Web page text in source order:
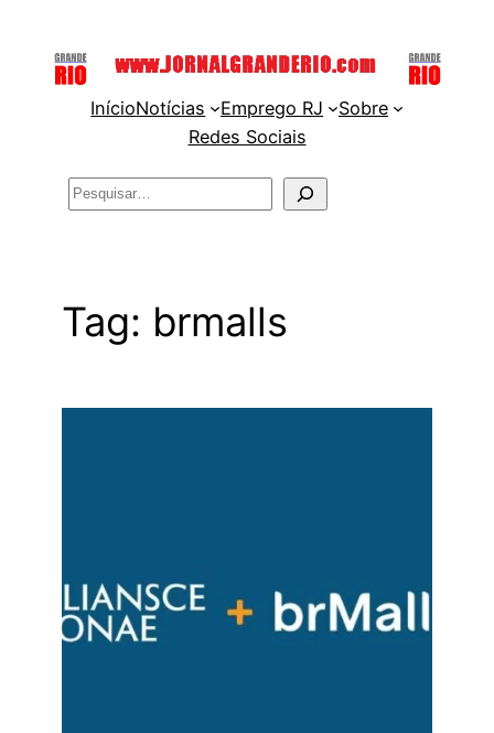
InícioNotícias Emprego RJ
Sobre
Redes Sociais
Pesquisar
Tag: brmalls